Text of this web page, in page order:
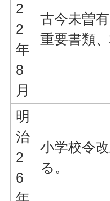
2
2
年
8
月
古今未曽
重要書類
明
治
2
6
小学校令
る。